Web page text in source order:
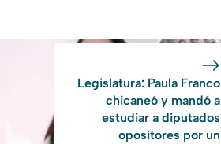
Legislatura: Paula Franco
chicaneó y mandó a
estudiar a diputados
opositores por un